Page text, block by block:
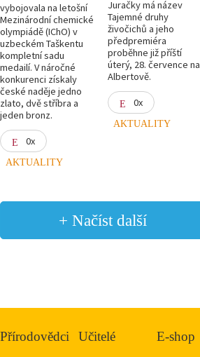
vybojovala na letošní
Mezinárodní chemické
olympiádě (IChO) v
uzbeckém Taškentu
kompletní sadu
medailí. V náročné
konkurenci získaly
české naděje jedno
zlato, dvě stříbra a
jeden bronz.
0x
AKTUALITY
Juračky má název
Tajemné druhy
živočichů a jeho
předpremiéra
proběhne již příští
úterý, 28. července na
Albertově.
0x
AKTUALITY
+ Načíst další
Přírodovědci Učitelé E-shop